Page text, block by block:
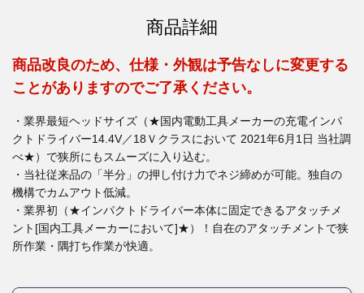
商品詳細
商品改良のため、仕様・外観は予告なしに変更する
ことがありますのでご了承ください。
・業界最短ヘッドサイズ（★国内電動工具メーカーの充電インパ
クトドライバー14.4V／18Ｖクラスにおいて 2021年6月1日 当社調
べ★）で狭所にもスムーズに入り込む。
・当社従来品の「半分」の押し付け力でネジ締めが可能。独自の
機構でカムアウト低減。
・業界初（★インパクトドライバー本体に固定できるアタッチメ
ント[国内工具メーカーにおいて]★）！自在のアタッチメントで狭
所作業・隅打ち作業が快適。